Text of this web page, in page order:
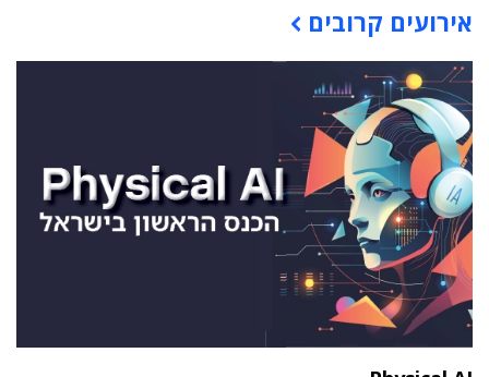
אירועים קרובים